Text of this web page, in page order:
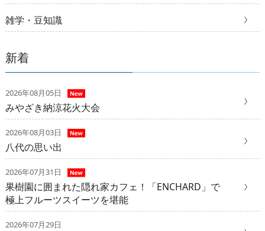
雑学・豆知識
新着
2026年08月05日
みやざき納涼花火大会
2026年08月03日
八代の思い出
2026年07月31日
果樹園に囲まれた隠れ家カフェ！「ENCHARD」で
極上フルーツスイーツを堪能
2026年07月29日